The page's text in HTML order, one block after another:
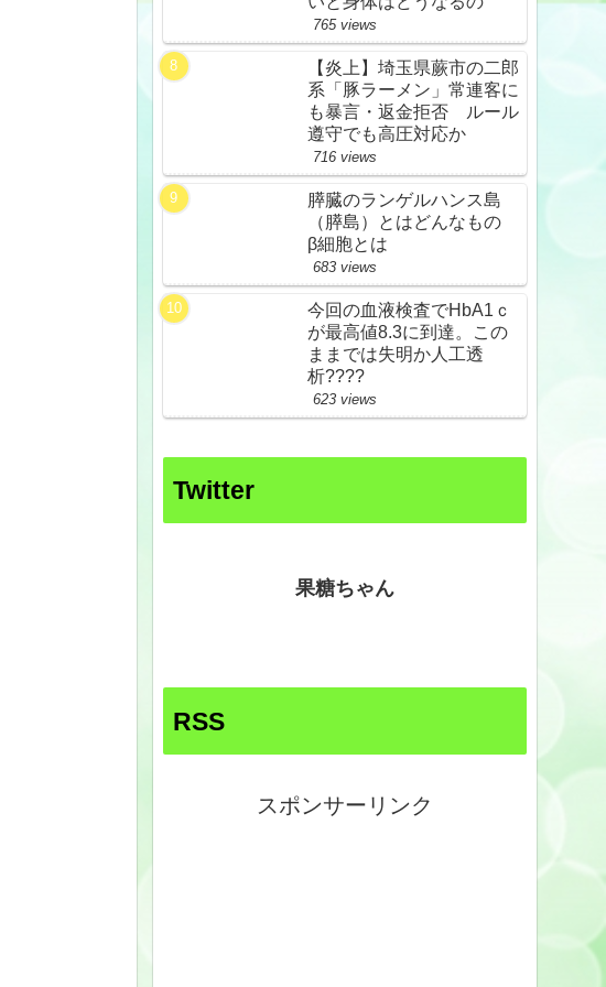
765 views
【炎上】埼玉県蕨市の二郎
系「豚ラーメン」常連客に
も暴言・返金拒否 ルール
遵守でも高圧対応か
716 views
膵臓のランゲルハンス島
（膵島）とはどんなもの
β細胞とは
683 views
今回の血液検査でHbA1ｃ
が最高値8.3に到達。この
ままでは失明か人工透
析????
623 views
Twitter
果糖ちゃん
RSS
スポンサーリンク